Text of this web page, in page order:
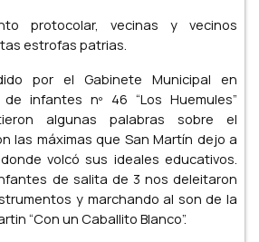
protocolar, vecinas y vecinos
estrofas patrias.
por el Gabinete Municipal en
infantes nº 46 “Los Huemules”
algunas palabras sobre el
las máximas que San Martín dejo a
volcó sus ideales educativos.
de salita de 3 nos deleitaron
y marchando al son de la
“Con un Caballito Blanco”.